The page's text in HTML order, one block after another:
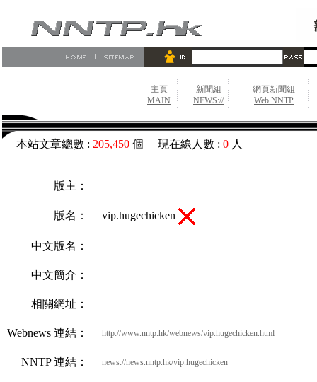
主頁
MAIN
新聞組
NEWS://
網頁新聞組
Web NNTP
本站文章總數 : 205,450 個 現在線人數 : 0 人
版主：
版名： vip.hugechicken
中文版名：
中文簡介：
相關網址：
Webnews 連結： http://www.nntp.hk/webnews/vip.hugechicken.html
NNTP 連結： news://news.nntp.hk/vip.hugechicken